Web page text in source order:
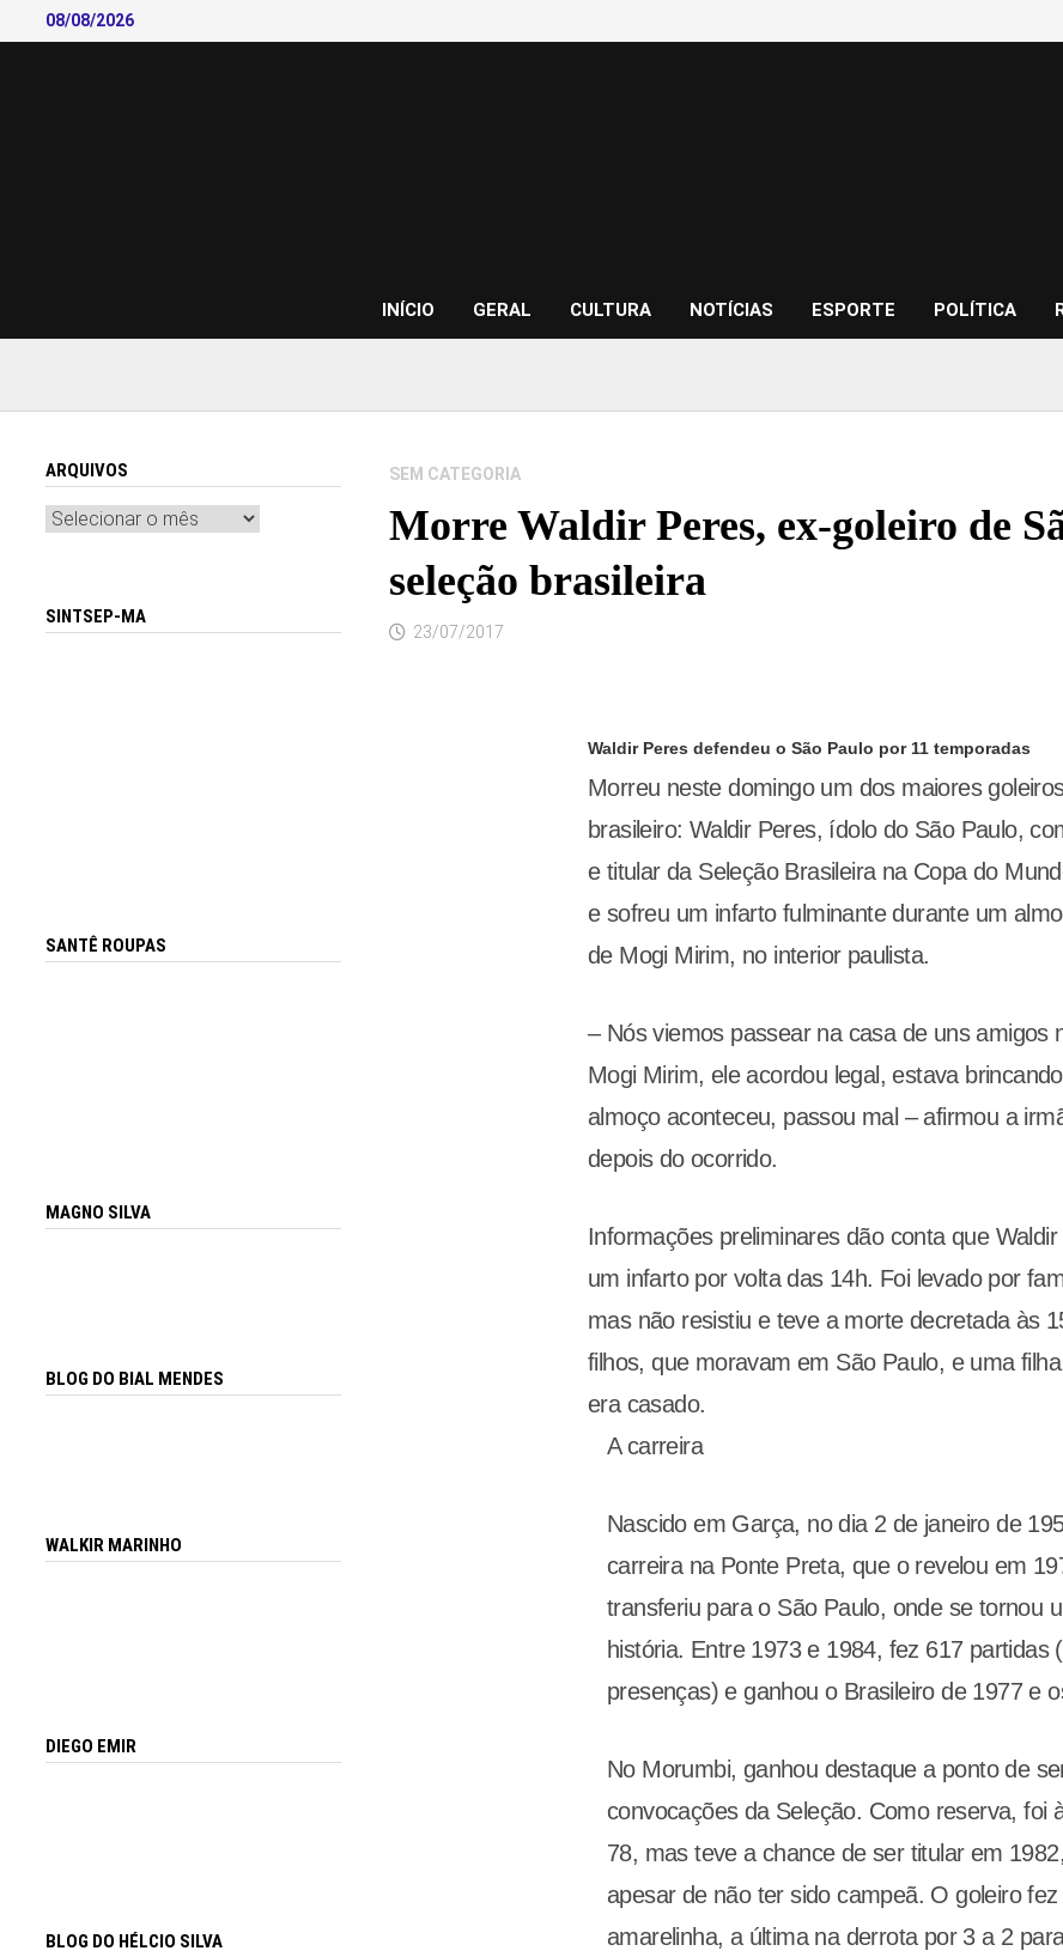
to
08/08/2026
INÍCIO GERAL CULTURA NOTÍCIAS ESPORTE POLÍTICA
SEM CATEGORIA
Morre Waldir Peres, ex-goleiro de
seleção brasileira
23/07/2017
Waldir Peres defendeu o São Paulo por 11 temporadas
Morreu neste domingo um dos maiores
brasileiro: Waldir Peres, ídolo do São Paulo,
e titular da Seleção Brasileira na Copa do
e sofreu um infarto fulminante durante um
de Mogi Mirim, no interior paulista.
– Nós viemos passear na casa de uns amigos
Mogi Mirim, ele acordou legal, estava
almoço aconteceu, passou mal – afirmou a
depois do ocorrido.
Informações preliminares dão conta que
um infarto por volta das 14h. Foi levado por
mas não resistiu e teve a morte decretada às
filhos, que moravam em São Paulo, e uma
era casado.
A carreira
Nascido em Garça, no dia 2 de janeiro de
carreira na Ponte Preta, que o revelou em
transferiu para o São Paulo, onde se tornou
história. Entre 1973 e 1984, fez 617 partidas
presenças) e ganhou o Brasileiro de 1977 e
No Morumbi, ganhou destaque a ponto de
convocações da Seleção. Como reserva, foi
78, mas teve a chance de ser titular em
apesar de não ter sido campeã. O goleiro
amarelinha, a última na derrota por 3 a 2
ARQUIVOS
Arquivos
SINTSEP-MA
SANTÊ ROUPAS
MAGNO SILVA
BLOG DO BIAL MENDES
WALKIR MARINHO
DIEGO EMIR
BLOG DO HÉLCIO SILVA